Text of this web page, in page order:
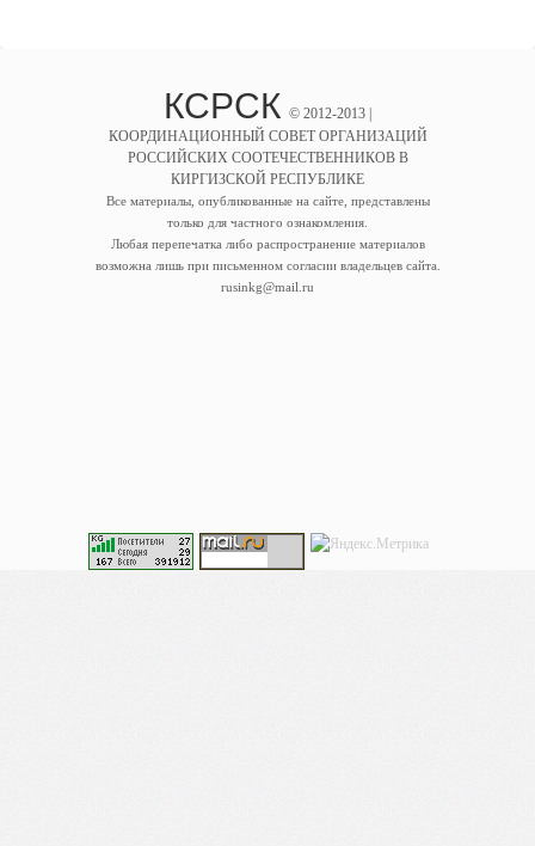
КСРСК © 2012-2013 |
КООРДИНАЦИОННЫЙ СОВЕТ ОРГАНИЗАЦИЙ
РОССИЙСКИХ СООТЕЧЕСТВЕННИКОВ В
КИРГИЗСКОЙ РЕСПУБЛИКЕ
Все материалы, опубликованные на сайте, представлены
только для частного ознакомления.
Любая перепечатка либо распространение материалов
возможна лишь при письменном согласии владельцев сайта.
rusinkg@mail.ru